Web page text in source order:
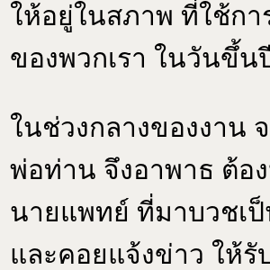
ให้อยู่ในสภาพ ที่ใช้กา
ของพวกเรา ในวันขึ้
ในช่วงกลางของงาน
พ่อท่าน จึงอาพาธ ต้อ
นายแพทย์ ที่มาบวชเ
และคอยแจ้งข่าว ให้รั